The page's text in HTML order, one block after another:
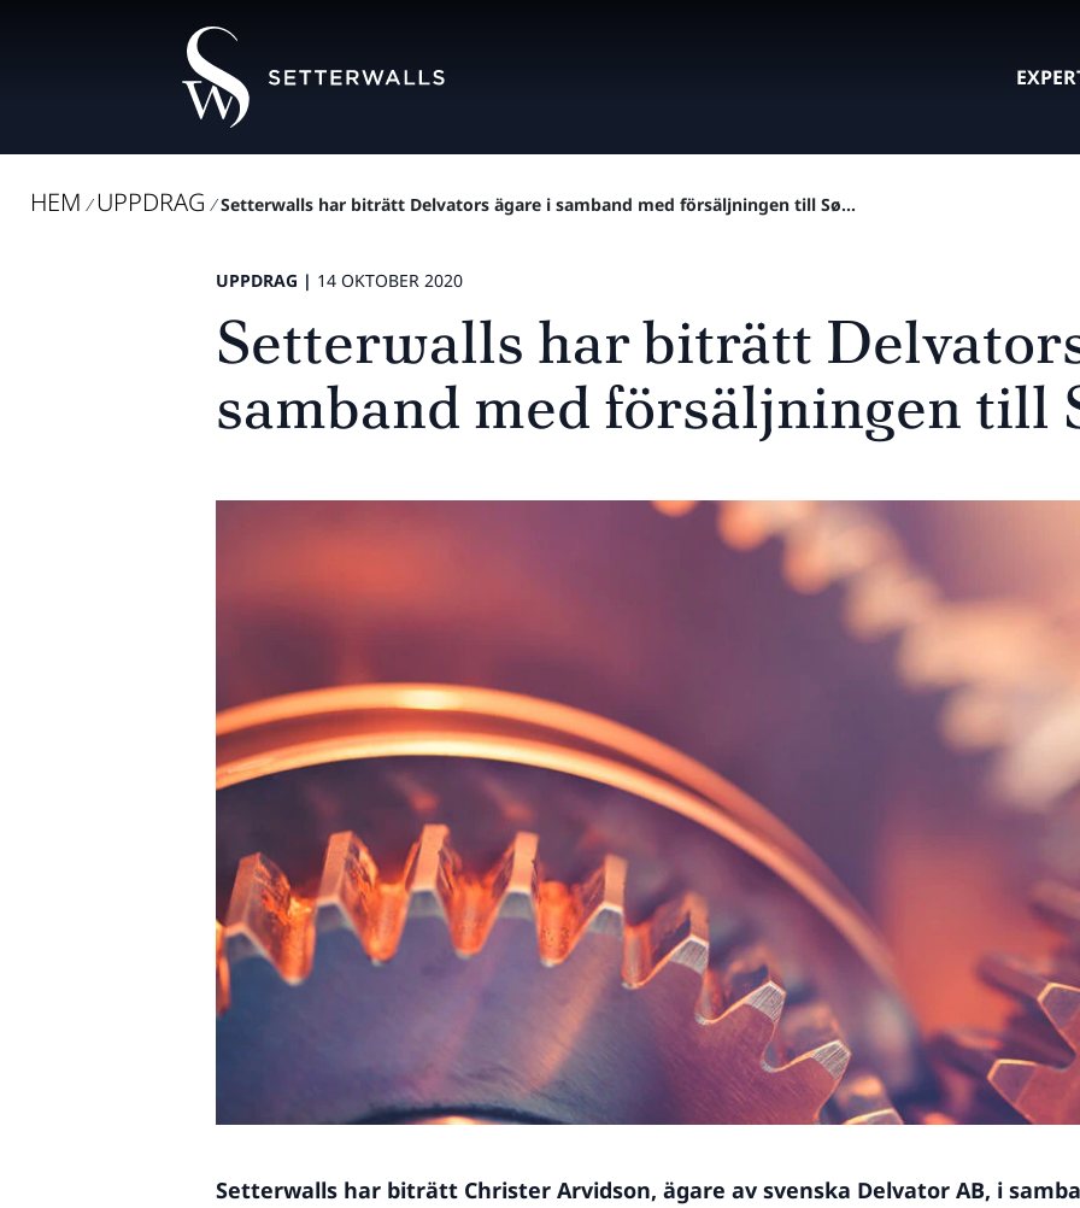
HEM / UPPDRAG / Setterwalls har biträtt Delvators ägare i samband med försäljningen till Sø...
UPPDRAG | 14 OKTOBER 2020
Setterwalls har biträtt
samband med försäljningen till
Setterwalls har biträtt Christer Arvidson, ägare av svenska Delvator AB, i